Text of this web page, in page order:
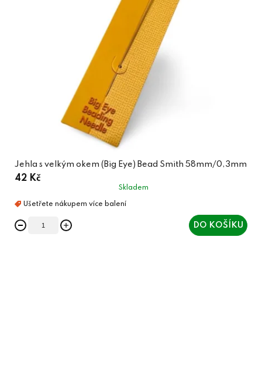
Jehla s velkým okem (Big Eye) Bead Smith 58mm/0,3mm
42 Kč
Skladem
DO KOŠÍKU